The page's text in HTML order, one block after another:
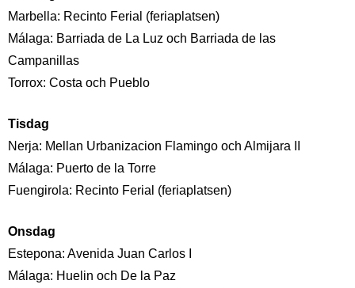
Marbella: Recinto Ferial (feriaplatsen)
Málaga: Barriada de La Luz och Barriada de las
Campanillas
Torrox: Costa och Pueblo
Tisdag
Nerja: Mellan Urbanizacion Flamingo och Almijara II
Málaga: Puerto de la Torre
Fuengirola: Recinto Ferial (feriaplatsen)
Onsdag
Estepona: Avenida Juan Carlos I
Málaga: Huelin och De la Paz